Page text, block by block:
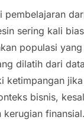
pembelajaran
sering kali
populasi
dilatih dari
ketimpangan
bisnis,
kerugian finansial.